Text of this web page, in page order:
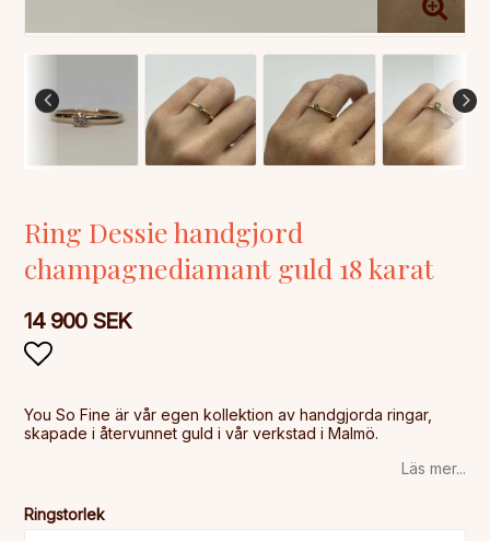
Ring Dessie handgjord
champagnediamant guld 18 karat
14 900 SEK
You So Fine är vår egen kollektion av handgjorda ringar,
skapade i återvunnet guld i vår verkstad i Malmö.
Läs mer...
Ringstorlek